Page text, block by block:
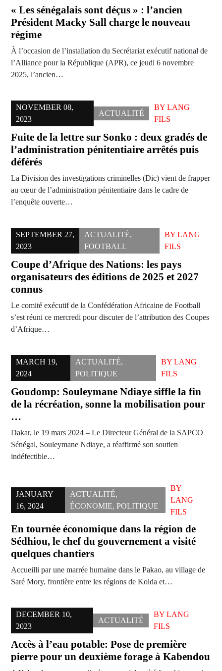
« Les sénégalais sont déçus » : l’ancien
Président Macky Sall charge le nouveau
régime
À l’occasion de l’installation du Secrétariat exécutif national de
l’Alliance pour la République (APR), ce jeudi 6 novembre
2025, l’ancien…
NOVEMBER 08,
2023
ACTUALITÉ
BY LANG
FILS
Fuite de la lettre sur Sonko : deux gradés de
l’administration pénitentiaire arrêtés puis
déférés
La Division des investigations criminelles (Dic) vient de frapper
au cœur de l’administration pénitentiaire dans le cadre de
l’enquête ouverte…
SEPTEMBER 27,
2023
ACTUALITÉ,
FOOTBALL
BYLANG
FILS
Coupe d’Afrique des Nations: les pays
organisateurs des éditions de 2025 et 2027
connus
Le comité exécutif de la Confédération Africaine de Football
s’est réuni ce mercredi pour discuter de l’attribution des Coupes
d’Afrique…
MARCH 19,
2024
ACTUALITÉ,
POLITIQUE
BYLANG
FILS
Goudomp: Souleymane Ndiaye siffle la fin
de la récréation, sonne la mobilisation pour
…
Dakar, le 19 mars 2024 – Le Directeur Général de la SAPCO
Sénégal, Souleymane Ndiaye, a réaffirmé son soutien
indéfectible…
JANUARY
16, 2024
ACTUALITÉ,
ÉCONOMIE, POLITIQUE
BY
LANG
FILS
En tournée économique dans la région de
Sédhiou, le chef du gouvernement a visité
quelques chantiers
Accueilli par une marrée humaine dans le Pakao, au village de
Saré Mory, frontière entre les régions de Kolda et…
DECEMBER 10,
2023
ACTUALITÉ
BY LANG
FILS
Accès à l’eau potable: Pose de première
pierre pour un deuxième forage à Kabendou